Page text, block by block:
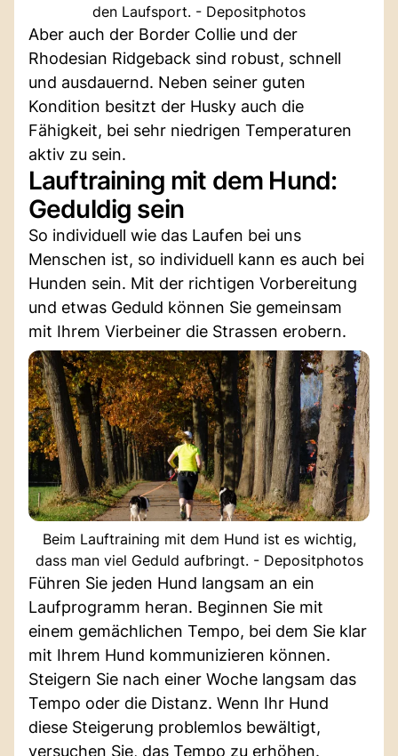
den Laufsport. - Depositphotos
Aber auch der Border Collie und der
Rhodesian Ridgeback sind robust, schnell
und ausdauernd. Neben seiner guten
Kondition besitzt der Husky auch die
Fähigkeit, bei sehr niedrigen Temperaturen
aktiv zu sein.
Lauftraining mit dem Hund:
Geduldig sein
So individuell wie das Laufen bei uns
Menschen ist, so individuell kann es auch bei
Hunden sein. Mit der richtigen Vorbereitung
und etwas Geduld können Sie gemeinsam
mit Ihrem Vierbeiner die Strassen erobern.
Beim Lauftraining mit dem Hund ist es wichtig,
dass man viel Geduld aufbringt. - Depositphotos
Führen Sie jeden Hund langsam an ein
Laufprogramm heran. Beginnen Sie mit
einem gemächlichen Tempo, bei dem Sie klar
mit Ihrem Hund kommunizieren können.
Steigern Sie nach einer Woche langsam das
Tempo oder die Distanz. Wenn Ihr Hund
diese Steigerung problemlos bewältigt,
versuchen Sie, das Tempo zu erhöhen.